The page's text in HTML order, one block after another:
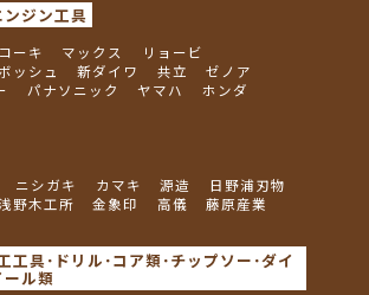
ジン工具
ーキ マックス
リョービ
ッシュ 新ダイワ 共立
ゼノア
パナソニック ヤマハ ホンダ
ニシガキ カマキ 源造
日野浦刃物
野木工所 金象印 高儀 藤原産業
工具･ドリル･コア類･チップソー･ダイ
ル類